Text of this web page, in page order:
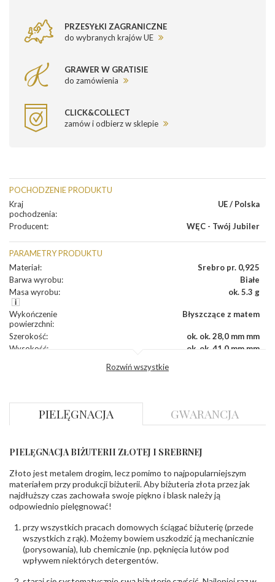
PRZESYŁKI ZAGRANICZNE
do wybranych krajów UE
GRAWER W GRATISIE
do zamówienia
CLICK&COLLECT
zamów i odbierz w sklepie
POCHODZENIE PRODUKTU
Kraj
pochodzenia:
UE / Polska
Producent: WĘC - Twój Jubiler
PARAMETRY PRODUKTU
Materiał:
Srebro pr. 0,925
Barwa wyrobu:
Białe
Masa wyrobu: ok. 5.3 g
Wykończenie
powierzchni:
Błyszczące z matem
Szerokość:
ok. ok. 28,0 mm mm
Wysokość:
ok. ok. 41,0 mm mm
WĘC-Twój Jubiler S.C. Artur Węc, Małgorzata
Bezpieczeństwo
ostrzeżenia
Nie nadaje się dla dzieci w wieku poniżej 3 lat
,Elementy w wyrobie wykonane z białego złota
zawierają nikiel
Rozwiń wszystkie
PIELĘGNACJA GWARANCJA
PIELĘGNACJA BIŻUTERII ZŁOTEJ I SREBRNEJ
Złoto jest metalem drogim, lecz pomimo to najpopularniejszym
materiałem przy produkcji biżuterii. Aby biżuteria złota przez jak
najdłuższy czas zachowała swoje piękno i blask należy ją
odpowiednio pielęgnować!
przy wszystkich pracach domowych ściągać biżuterię (przede
wszystkich z rąk). Możemy bowiem uszkodzić ją mechanicznie
(porysowania), lub chemicznie (np. pęknięcia lutów pod
wpływem niektórych detergentów.